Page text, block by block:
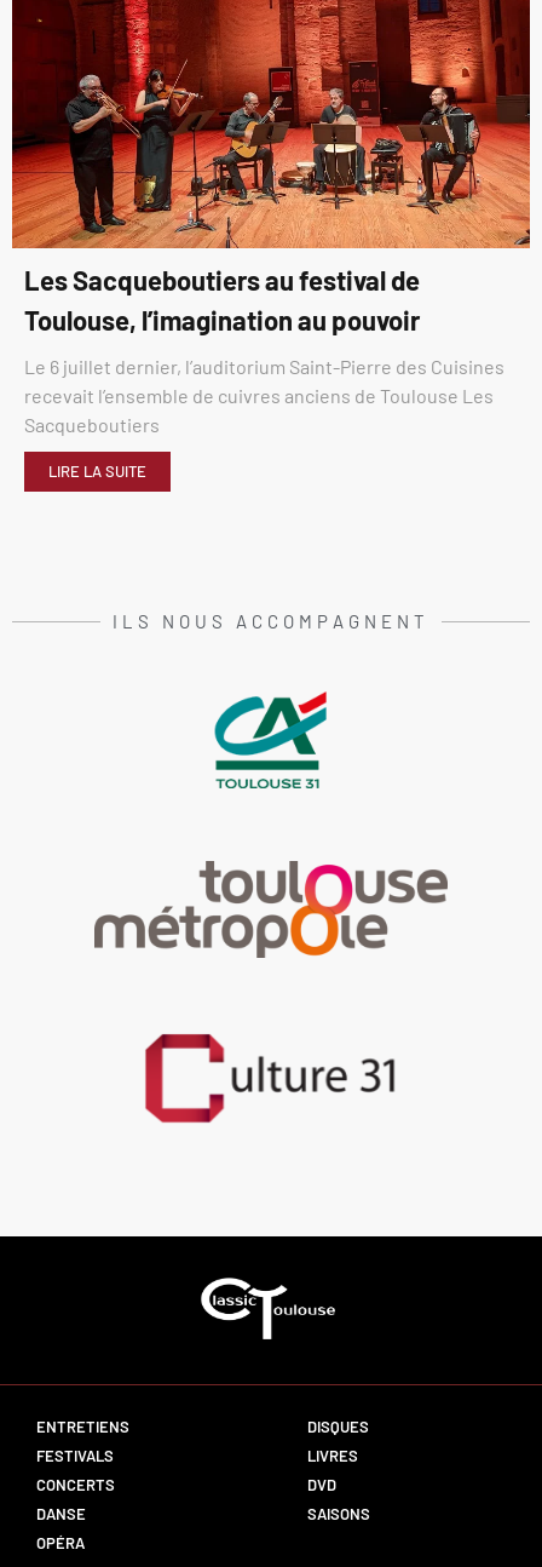
Les Sacqueboutiers au festival de
Toulouse, l’imagination au pouvoir
Le 6 juillet dernier, l’auditorium Saint-Pierre des Cuisines
recevait l’ensemble de cuivres anciens de Toulouse Les
Sacqueboutiers
LIRE LA SUITE
ILS NOUS ACCOMPAGNENT
ENTRETIENS
FESTIVALS
CONCERTS
DANSE
OPÉRA
DISQUES
LIVRES
DVD
SAISONS